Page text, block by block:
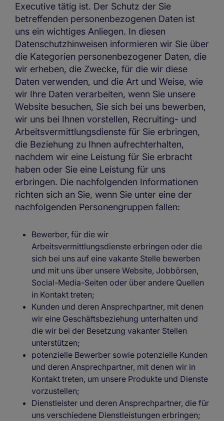
Executive tätig ist. Der Schutz der Sie
betreffenden personenbezogenen Daten ist
uns ein wichtiges Anliegen. In diesen
Datenschutzhinweisen informieren wir Sie über
die Kategorien personenbezogener Daten, die
wir erheben, die Zwecke, für die wir diese
Daten verwenden, und die Art und Weise, wie
wir Ihre Daten verarbeiten, wenn Sie unsere
Website besuchen, Sie sich bei uns bewerben,
wir uns bei Ihnen vorstellen, Recruiting- und
Arbeitsvermittlungsdienste für Sie erbringen,
die Beziehung zu Ihnen aufrechterhalten,
nachdem wir eine Leistung für Sie erbracht
haben oder Sie eine Leistung für uns
erbringen. Die nachfolgenden Informationen
richten sich an Sie, wenn Sie unter eine der
nachfolgenden Personengruppen fallen:
Bewerber, für die wir
Arbeitsvermittlungsdienste erbringen oder die
sich bei uns auf eine vakante Stelle bewerben
und mit uns über unsere Website, Jobbörsen,
Social-Media-Seiten oder über andere Quellen
in Kontakt treten;
Kunden und deren Ansprechpartner, mit denen
wir eine Geschäftsbeziehung unterhalten und
die wir bei der Besetzung vakanter Stellen
unterstützen;
potenzielle Bewerber sowie potenzielle Kunden
und deren Ansprechpartner, mit denen wir in
Kontakt treten, um unsere Produkte und Dienste
vorzustellen;
Dienstleister und deren Ansprechpartner, die für
uns verschiedene Dienstleistungen erbringen;